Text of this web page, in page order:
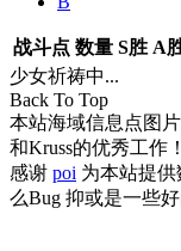
战斗点 数量 S胜 A
少女祈祷中...
Back To Top
本站海域信息点图
和Kruss的优秀工作！
感谢 poi 为本站提
么Bug 抑或是一些